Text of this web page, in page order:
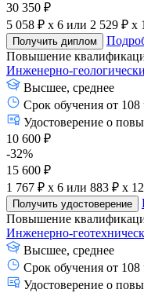
30 350 ₽
5 058 ₽ x 6 или 2 529 ₽ x
Получить диплом
Повышение
Инженерно-
Высшее, среднее
Срок обучения от 108
Удостоверение о
10 600 ₽
-32%
15 600 ₽
1 767 ₽ x 6 или 883 ₽ x 12
Получить удостоверение
Повышение
Инженерно-
Высшее, среднее
Срок обучения от 108
Удостоверение о